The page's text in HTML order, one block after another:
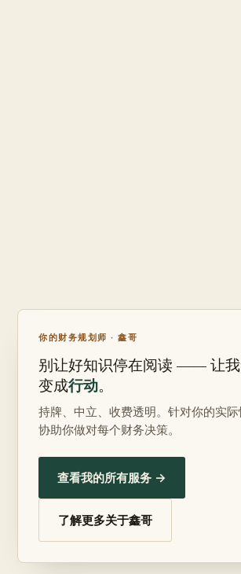
你的财务规划师 · 鑫哥
别让好知识停在阅读 —— 让我
变成行动。
持牌、中立、收费透明。针对你的实
协助你做对每个财务决策。
查看我的所有服务 →
了解更多关于鑫哥